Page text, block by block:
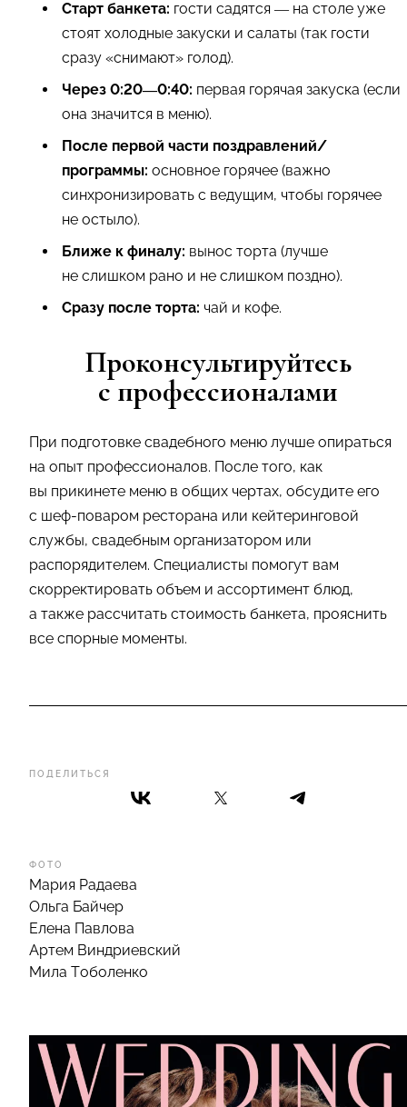
ПОДЕЛИТЬСЯ
ФОТО
Мария Радаева
Ольга Байчер
Елена Павлова
Артем Виндриевский
Мила Тоболенко
Старт банкета: гости садятся — на столе уже
стоят холодные закуски и салаты (так гости
сразу «снимают» голод).
Через 0:20—0:40: первая горячая закуска (если
она значится в меню).
После первой части поздравлений/
программы: основное горячее (важно
синхронизировать с ведущим, чтобы горячее
не остыло).
Ближе к финалу: вынос торта (лучше
не слишком рано и не слишком поздно).
Сразу после торта: чай и кофе.
Проконсультируйтесь
с профессионалами
При подготовке свадебного меню лучше опираться
на опыт профессионалов. После того, как
вы прикинете меню в общих чертах, обсудите его
с шеф-поваром ресторана или кейтеринговой
службы, свадебным организатором или
распорядителем. Специалисты помогут вам
скорректировать объем и ассортимент блюд,
а также рассчитать стоимость банкета, прояснить
все спорные моменты.